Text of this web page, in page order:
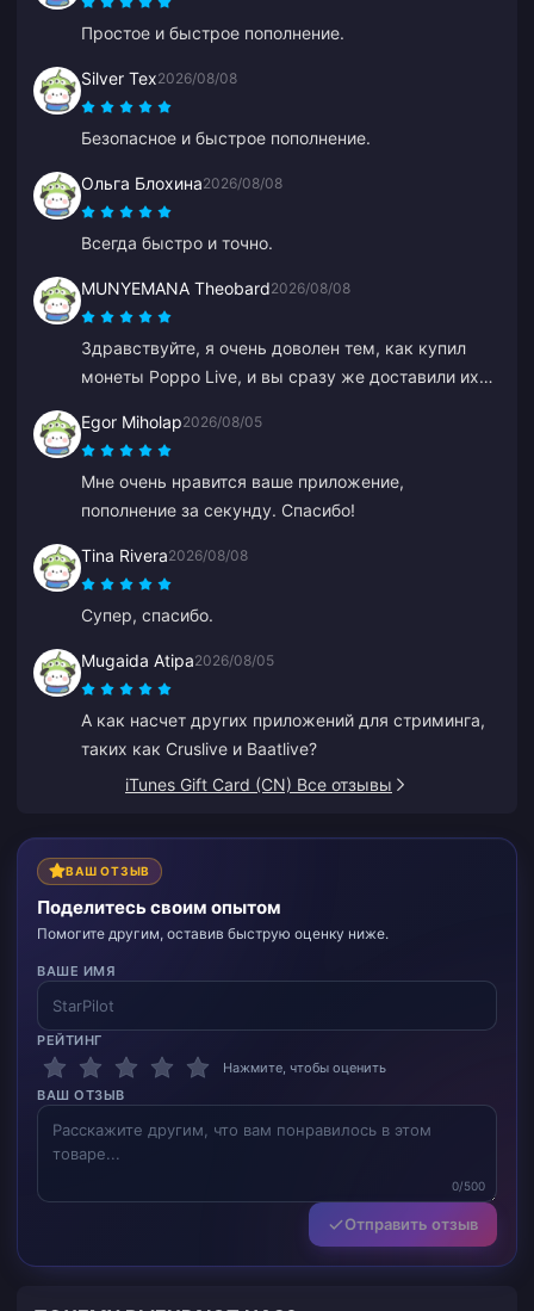
Простое и быстрое пополнение.
Silver Tex2026/08/08
Безопасное и быстрое пополнение.
Ольга Блохина2026/08/08
Всегда быстро и точно.
MUNYEMANA Theobard2026/08/08
Здравствуйте, я очень доволен тем, как купил
монеты Poppo Live, и вы сразу же доставили их
приложением и тем, как оно меня направляло.
Спасибо, так держать!
Egor Miholap2026/08/05
Мне очень нравится ваше приложение,
пополнение за секунду. Спасибо!
Tina Rivera2026/08/08
Супер, спасибо.
Mugaida Atipa2026/08/05
А как насчет других приложений для стриминга,
таких как Cruslive и Baatlive?
iTunes Gift Card (CN) Все отзывы
ВАШ ОТЗЫВ
Поделитесь своим опытом
Помогите другим, оставив быструю оценку ниже.
ВАШЕ ИМЯ
РЕЙТИНГ
Нажмите, чтобы оценить
ВАШ ОТЗЫВ
0/500
Отправить отзыв